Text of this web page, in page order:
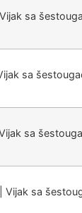
sa
sa
sa
Vijak sa